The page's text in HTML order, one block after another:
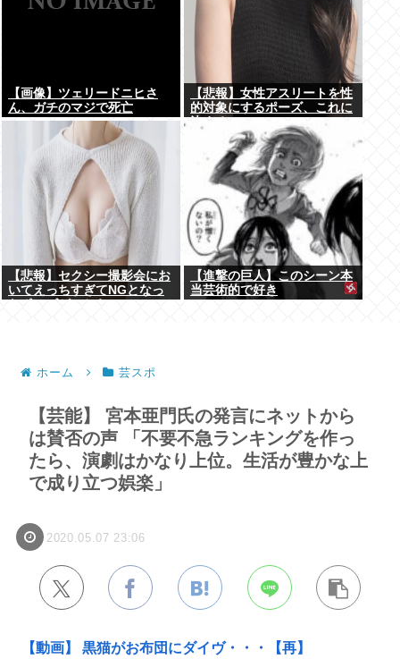
【画像】ツェリードニヒさ
ん、ガチのマジで死亡
【悲報】女性アスリートを性
的対象にするポーズ、これに
【悲報】セクシー撮影会にお
いてえっちすぎてNGとなっ
【進撃の巨人】このシーン本
当芸術的で好き
ホーム 芸スポ
【芸能】 宮本亜門氏の発言にネットから
は賛否の声 「不要不急ランキングを作っ
たら、演劇はかなり上位。生活が豊かな上
で成り立つ娯楽」
2020.05.07 23:06
【動画】 黒猫がお布団にダイヴ・・・【再】